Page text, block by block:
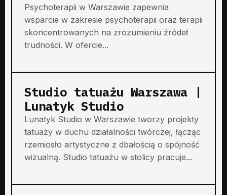
Psychoterapii w Warszawie zapewnia
wsparcie w zakresie psychoterapii oraz terapii
skoncentrowanych na zrozumieniu źródeł
trudności. W ofercie...
Studio tatuażu Warszawa |
Lunatyk Studio
Lunatyk Studio w Warszawie tworzy projekty
tatuaży w duchu działalności twórczej, łącząc
rzemiosło artystyczne z dbałością o spójność
wizualną. Studio tatuażu w stolicy pracuje...